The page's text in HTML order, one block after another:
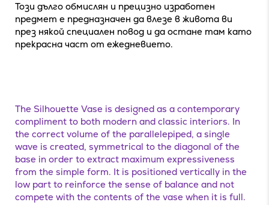
Този дълго обмислян и прецизно изработен
предмет е предназначен да влезе в живота ви
през някой специален повод и да остане там като
прекрасна част от ежедневието.
The Silhouette Vase is designed as a contemporary
compliment to both modern and classic interiors. In
the correct volume of the parallelepiped, a single
wave is created, symmetrical to the diagonal of the
base in order to extract maximum expressiveness
from the simple form. It is positioned vertically in the
low part to reinforce the sense of balance and not
compete with the contents of the vase when it is full.